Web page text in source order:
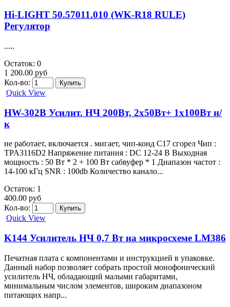
Hi-LIGHT 50.57011.010 (WK-R18 RULE)
Регулятор
.....
Остаток: 0
1 200.00 руб
Кол-во:
Quick View
HW-302B Усилит. НЧ 200Вт, 2х50Вт+ 1х100Вт н/
к
не работает, включается . мигает, чип-конд C17 сгорел Чип :
TPA3116D2 Напряжение питания : DC 12-24 В Выходная
мощность : 50 Вт * 2 + 100 Вт сабвуфер * 1 Диапазон частот :
14-100 кГц SNR : 100db Количество канало...
Остаток: 1
400.00 руб
Кол-во:
Quick View
K144 Усилитель НЧ 0,7 Вт на микросхеме LM386
Печатная плата с компонентами и инструкцией в упаковке.
Данный набор позволяет собрать простой монофонический
усилитель НЧ, обладающий малыми габаритами,
минимальным числом элементов, широким диапазоном
питающих напр...